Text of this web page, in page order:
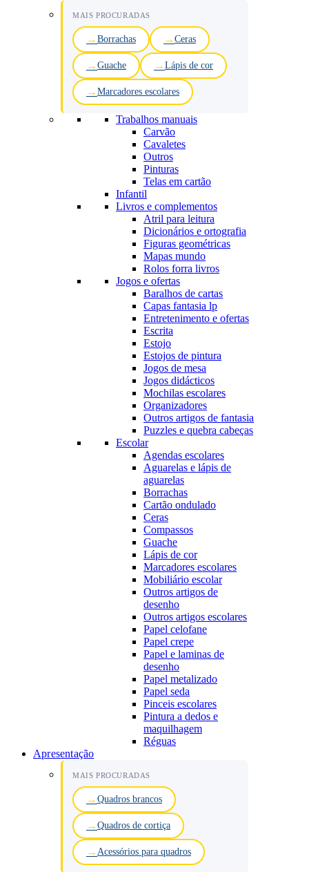
MAIS PROCURADAS
Borrachas Ceras
Guache Lápis de cor
Marcadores escolares
Trabalhos manuais
Carvão
Cavaletes
Outros
Pinturas
Telas em cartão
Infantil
Livros e complementos
Atril para leitura
Dicionários e ortografia
Figuras geométricas
Mapas mundo
Rolos forra livros
Jogos e ofertas
Baralhos de cartas
Capas fantasia lp
Entretenimento e ofertas
Escrita
Estojo
Estojos de pintura
Jogos de mesa
Jogos didácticos
Mochilas escolares
Organizadores
Outros artigos de fantasia
Puzzles e quebra cabeças
Escolar
Agendas escolares
Aguarelas e lápis de
aguarelas
Borrachas
Cartão ondulado
Ceras
Compassos
Guache
Lápis de cor
Marcadores escolares
Mobiliário escolar
Outros artigos de
desenho
Outros artigos escolares
Papel celofane
Papel crepe
Papel e laminas de
desenho
Papel metalizado
Papel seda
Pinceis escolares
Pintura a dedos e
maquilhagem
Réguas
Apresentação
MAIS PROCURADAS
Quadros brancos
Quadros de cortiça
Acessórios para quadros